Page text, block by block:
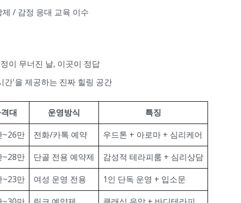
/ 감정 응대 교육 이수
이 무너진 날, 이곳이 정답
간'을 제공하는 진짜 힐링 공간
대 운영방식
특징
~26만 전화/카톡 예약
우드톤 + 아로마 + 심리케어
~28만 단골 전용 예약제
감성적 테라피룸 + 심리상담
~23만 여성 운영 전용
1인 단독 운영 + 입소문